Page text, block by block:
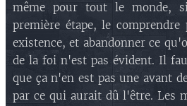
même pour tout le monde,
première étape, le
existence, et abandonner ce
de la foi n'est pas évident. Il
que ça n'en est pas une avant
par ce qui aurait dû l'être. Les